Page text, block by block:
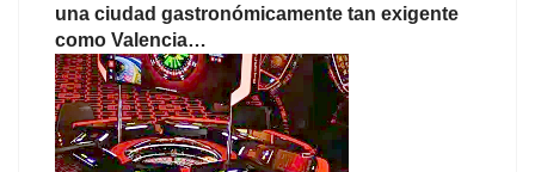
una ciudad gastronómicamente tan exigente
como Valencia…